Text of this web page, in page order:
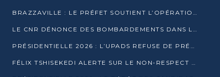
BRAZZAVILLE : LE PRÉFET SOUTIENT L’OPÉRATION « ZÉRO KULUNA » ET APPELLE À LA VIGILANCE CITOYENNE
LE CNR DÉNONCE DES BOMBARDEMENTS DANS LE POOL ET ACCUSE LE GOUVERNEMENT
PRÉSIDENTIELLE 2026 : L’UPADS REFUSE DE PRÉSENTER UN CANDIDAT ET DÉNONCE UN PROCESSUS NON CRÉDIBLE
FÉLIX TSHISEKEDI ALERTE SUR LE NON-RESPECT DES ENGAGEMENTS DE PAIX APRÈS SA RENCONTRE AVEC D. SASSOU-NGUESSO